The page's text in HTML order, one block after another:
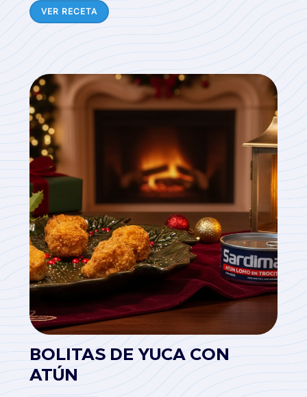
VER RECETA
BOLITAS DE YUCA CON
ATÚN